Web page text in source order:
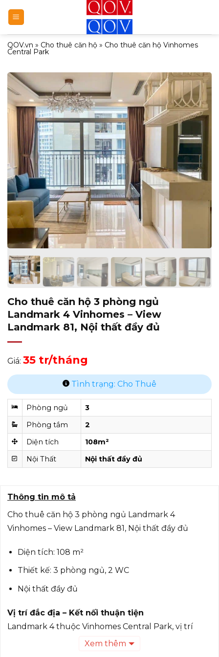
qua
nội
dung
QOV.vn » Cho thuê căn hộ » Cho thuê căn hộ Vinhomes
Central Park
Cho thuê căn hộ 3 phòng ngủ
Landmark 4 Vinhomes – View
Landmark 81, Nội thất đầy đủ
Giá: 35 tr/tháng
Tình trạng: Cho Thuê
Phòng ngủ
3
Phòng tắm
2
Diện tích
108m²
Nội Thất
Nội thất đầy đủ
Thông tin mô tả
Cho thuê căn hộ 3 phòng ngủ Landmark 4
Vinhomes – View Landmark 81, Nội thất đầy đủ
Diện tích: 108 m²
Thiết kế: 3 phòng ngủ, 2 WC
Nội thất đầy đủ
Vị trí đắc địa – Kết nối thuận tiện
Landmark 4 thuộc Vinhomes Central Park, vị trí
trung tâm Bình Thạnh, kết nối nhanh chóng đến
Xem thêm